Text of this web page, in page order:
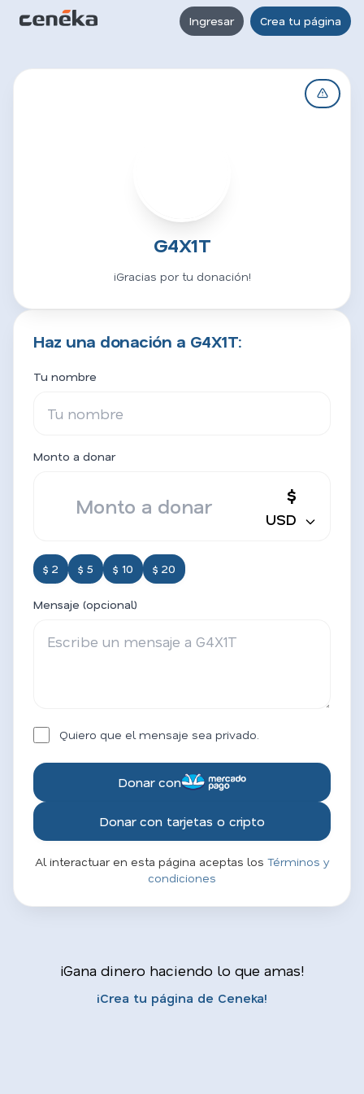
Ingresar Crea tu página
G4X1T
¡Gracias por tu donación!
Haz una donación a G4X1T:
Tu nombre
Monto a donar
$
USD
$ 2 $ 5 $ 10 $ 20
Mensaje (opcional)
Quiero que el mensaje sea privado.
Donar con
Donar con tarjetas o cripto
Al interactuar en esta página aceptas los Términos y
condiciones
¡Gana dinero haciendo lo que amas!
¡Crea tu página de Ceneka!